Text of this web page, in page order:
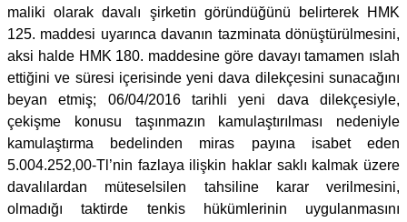
maliki olarak davalı şirketin göründüğünü belirterek HMK
125. maddesi uyarınca davanın tazminata dönüştürülmesini,
aksi halde HMK 180. maddesine göre davayı tamamen ıslah
ettiğini ve süresi içerisinde yeni dava dilekçesini sunacağını
beyan etmiş; 06/04/2016 tarihli yeni dava dilekçesiyle,
çekişme konusu taşınmazın kamulaştırılması nedeniyle
kamulaştırma bedelinden miras payına isabet eden
5.004.252,00-Tl’nin fazlaya ilişkin haklar saklı kalmak üzere
davalılardan müteselsilen tahsiline karar verilmesini,
olmadığı taktirde tenkis hükümlerinin uygulanmasını